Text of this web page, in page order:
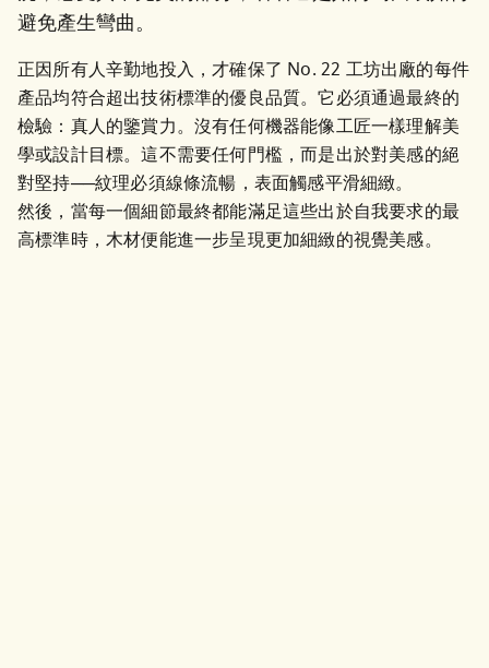
避免產生彎曲。
正因所有人辛勤地投入，才確保了 No. 22 工坊出廠的每件
產品均符合超出技術標準的優良品質。它必須通過最終的
檢驗：真人的鑒賞力。沒有任何機器能像工匠一樣理解美
學或設計目標。這不需要任何門檻，而是出於對美感的絕
對堅持──紋理必須線條流暢，表面觸感平滑細緻。
然後，當每一個細節最終都能滿足這些出於自我要求的最
高標準時，木材便能進一步呈現更加細緻的視覺美感。